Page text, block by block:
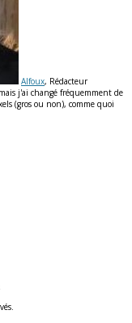
Alfoux, Rédacteur
j'ai changé fréquemment de
(gros ou non), comme quoi